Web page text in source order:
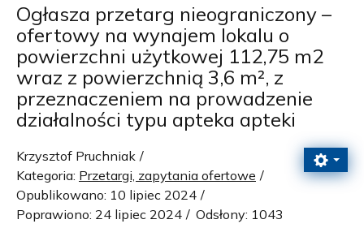
Ogłasza przetarg nieograniczony –
ofertowy na wynajem lokalu o
powierzchni użytkowej 112,75 m2
wraz z powierzchnią 3,6 m², z
przeznaczeniem na prowadzenie
działalności typu apteka apteki
Krzysztof Pruchniak
Kategoria: Przetargi, zapytania ofertowe
Opublikowano: 10 lipiec 2024
Poprawiono: 24 lipiec 2024
Odsłony: 1043